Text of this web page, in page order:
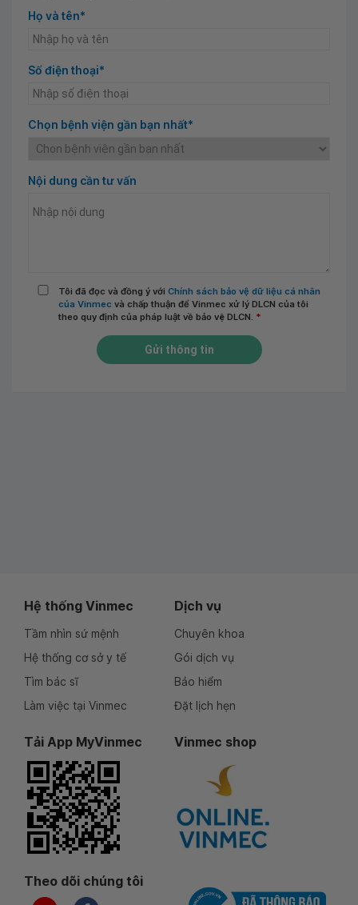
Họ và tên*
Số điện thoại*
Chọn bệnh viện gần bạn nhất*
Nội dung cần tư vấn
Tôi đã đọc và đồng ý với Chính sách bảo vệ dữ liệu cá nhân
của Vinmec và chấp thuận để Vinmec xử lý DLCN của tôi
theo quy định của pháp luật về bảo vệ DLCN. *
Gửi thông tin
Hệ thống Vinmec
Tầm nhìn sứ mệnh
Hệ thống cơ sở y tế
Tìm bác sĩ
Làm việc tại Vinmec
Dịch vụ
Chuyên khoa
Gói dịch vụ
Bảo hiểm
Đặt lịch hẹn
Tải App MyVinmec Vinmec shop
Theo dõi chúng tôi